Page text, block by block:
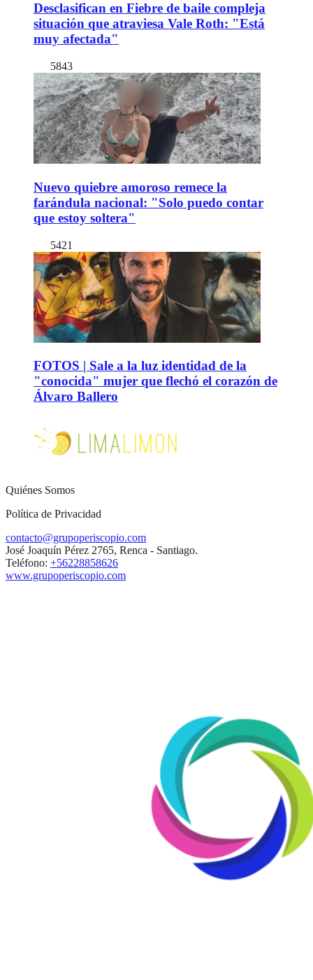
Desclasifican en Fiebre de baile compleja
situación que atraviesa Vale Roth: "Está
muy afectada"
5843
Nuevo quiebre amoroso remece la
farándula nacional: "Solo puedo contar
que estoy soltera"
5421
FOTOS | Sale a la luz identidad de la
"conocida" mujer que flechó el corazón de
Álvaro Ballero
Quiénes Somos
Política de Privacidad
contacto@grupoperiscopio.com
José Joaquín Pérez 2765, Renca - Santiago.
Teléfono: +56228858626
www.grupoperiscopio.com